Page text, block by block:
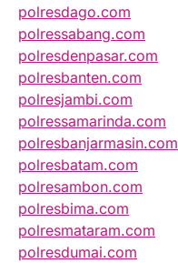
polresdago.com
polressabang.com
polresdenpasar.com
polresbanten.com
polresjambi.com
polressamarinda.com
polresbanjarmasin.com
polresbatam.com
polresambon.com
polresbima.com
polresmataram.com
polresdumai.com